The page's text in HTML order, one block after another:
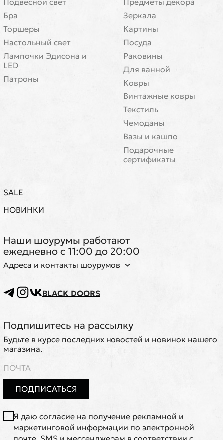
Бра
Торшеры
Настольный свет
Лампочки Эдисона и
LED
Патроны
Зеркала
Картины
Посуда
Раковины
Для ванной
Ковры
Винтажные ковры
Текстиль
Чемоданы
Вазы и кашпо
Подарочные
сертификаты
SALE
НОВИНКИ
Наши шоурумы работают
ежедневно с 11:00 до 20:00
Адреса и контакты шоурумов
BLACK DOORS
Подпишитесь на рассылку
Будьте в курсе последних новостей и новинок нашего
магазина.
ПОДПИСАТЬСЯ
Я даю согласие на получение рекламной и
маркетинговой информации по электронной